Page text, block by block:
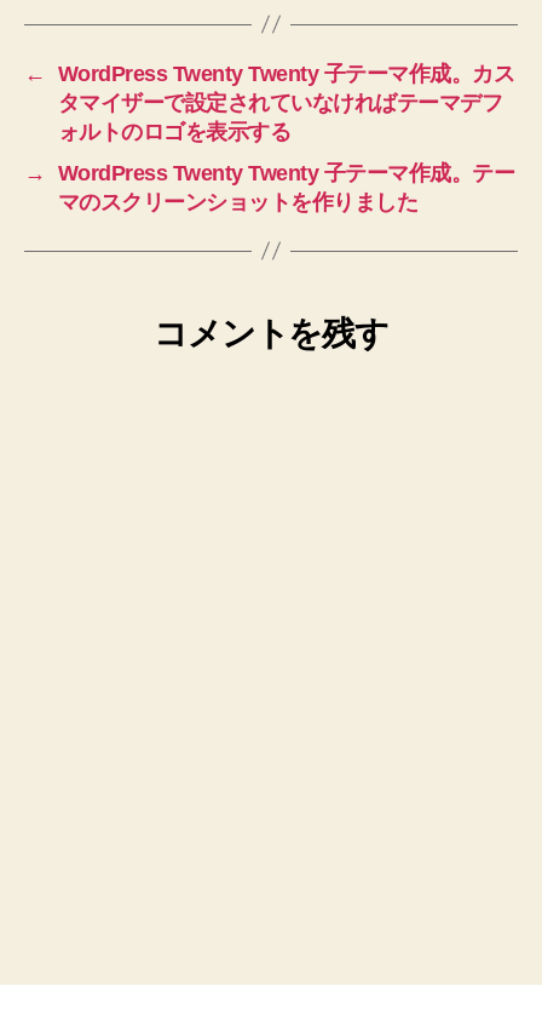
←
WordPress Twenty Twenty 子テーマ作成。カス
タマイザーで設定されていなければテーマデフ
ォルトのロゴを表示する
→
WordPress Twenty Twenty 子テーマ作成。テー
マのスクリーンショットを作りました
コメントを残す